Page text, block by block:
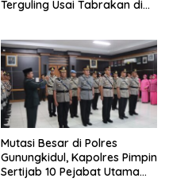
Terguling Usai Tabrakan di
Mutasi Besar di Polres
Gunungkidul, Kapolres Pimpin
Sertijab 10 Pejabat Utama